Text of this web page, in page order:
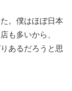
。僕はほぼ日本
も多いから、
あるだろうと思